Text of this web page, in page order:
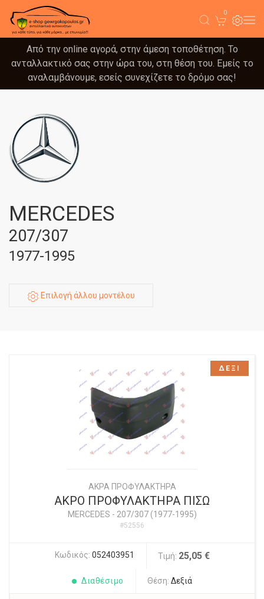
0
Από την online αγορά, στην άμεση τοποθέτηση. Το
ανταλλακτικό σας στην ώρα του, στη θέση του. Εμείς το
αναλαμβάνουμε, εσείς συνεχίζετε το δρόμο σας!
MERCEDES
207/307
1977-1995
Επιλογή άλλου μοντέλου
ΑΚΡΑ ΠΡΟΦΥΛΑΚΤΗΡΑ
ΑΚΡΟ ΠΡΟΦΥΛΑΚΤΗΡΑ ΠΙΣΩ
MERCEDES - 207/307 (1977-1995)
#52556
Κωδικός: 052403951 Τιμή: 25,05 €
Διαθέσιμο Θέση: Δεξιά
ΔΕΞΙ